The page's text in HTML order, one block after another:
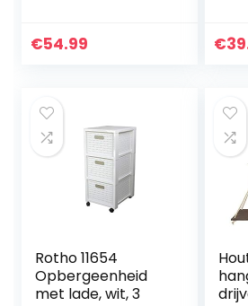
inlegbodem,
€54.99 €
Rotho 11654
Opbergeenheid
met lade, wit, 3